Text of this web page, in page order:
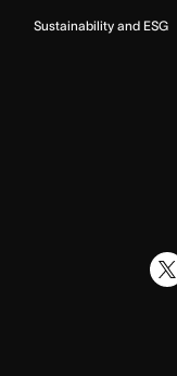
Sustainability and ESG